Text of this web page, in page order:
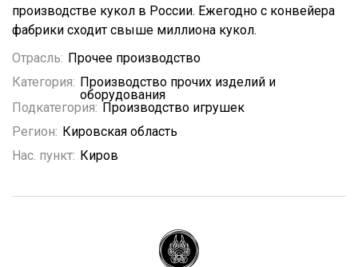
производстве кукол в России. Ежегодно с конвейера
фабрики сходит свыше миллиона кукол.
Отрасль: Прочее производство
Категория: Производство прочих изделий и
оборудования
Подкатегория: Производство игрушек
Регион: Кировская область
Нас. пункт: Киров